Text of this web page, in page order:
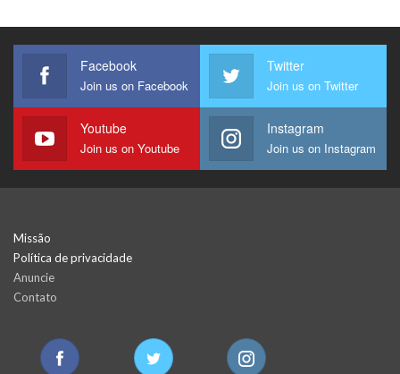
Facebook
Join us on Facebook
Twitter
Join us on Twitter
Youtube
Join us on Youtube
Instagram
Join us on Instagram
Missão
Política de privacidade
Anuncie
Contato